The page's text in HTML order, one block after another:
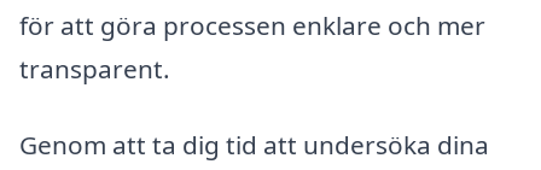
för att göra processen enklare och mer
transparent.
Genom att ta dig tid att undersöka dina